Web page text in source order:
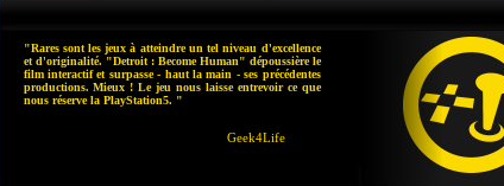
"Rares sont les jeux à atteindre un tel niveau d'excellence
et d'originalité. "Detroit : Become Human" dépoussière le
film interactif et surpasse - haut la main - ses précédentes
productions. Mieux ! Le jeu nous laisse entrevoir ce que
nous réserve la PlayStation5. "
Geek4Life